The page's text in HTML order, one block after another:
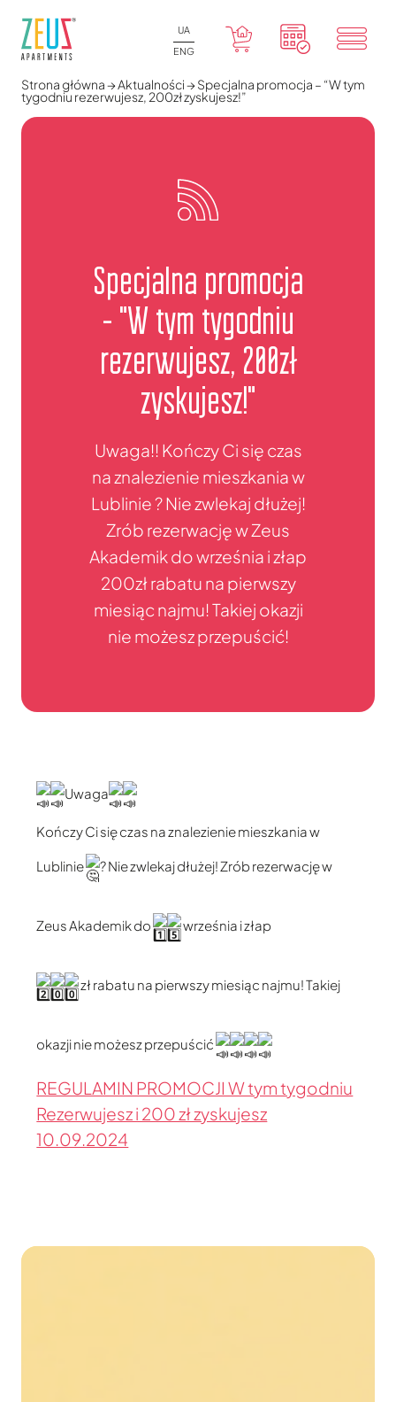
UA
ENG
Strona główna→Aktualności→Specjalna promocja – “W tym
tygodniu rezerwujesz, 200zł zyskujesz!”
Specjalna promocja
- "W tym tygodniu
rezerwujesz, 200zł
zyskujesz!"
Uwaga!! Kończy Ci się czas
na znalezienie mieszkania w
Lublinie ? Nie zwlekaj dłużej!
Zrób rezerwację w Zeus
Akademik do września i złap
200zł rabatu na pierwszy
miesiąc najmu! Takiej okazji
nie możesz przepuścić!
Uwaga
Kończy Ci się czas na znalezienie mieszkania w
Lublinie ? Nie zwlekaj dłużej! Zrób rezerwację w
Zeus Akademik do września i złap
zł rabatu na pierwszy miesiąc najmu! Takiej
okazji nie możesz przepuścić
REGULAMIN PROMOCJI W tym tygodniu
Rezerwujesz i 200 zł zyskujesz
10.09.2024